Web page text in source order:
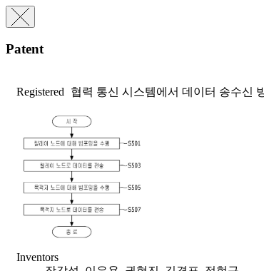
Patent
Registered 협력 통신 시스템에서 데이터 송수신
Inventors